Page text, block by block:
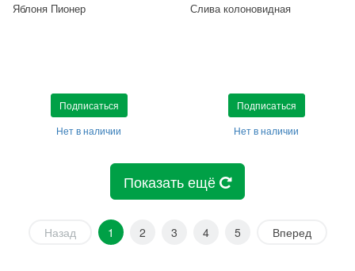
Яблоня Пионер
Подписаться
Нет в наличии
Слива колоновидная
Подписаться
Нет в наличии
Показать ещё
Назад 1 2 3 4 5 Вперед